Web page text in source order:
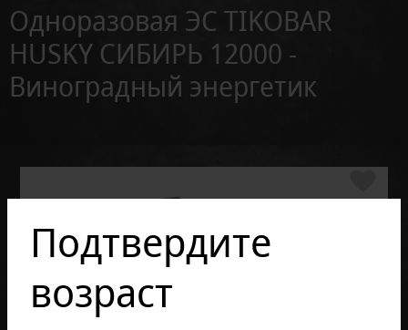
Одноразовая ЭС TIKOBAR
HUSKY СИБИРЬ 12000 -
Виноградный энергетик
Подтвердите
возраст